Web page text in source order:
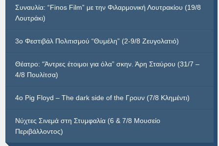
Συναυλία: “Finos Film” με την Φιλαρμονική Λουτρακίου (19/8
Λουτράκι)
3ο Φεστιβάλ Πολιτισμού “Θυμέλη” (2-9/8 Ζευγολατιό)
Θέατρο: “Άντρες έτοιμοι για όλα” σκην. Άρη Σταύρου (31/7 –
4/8 Πουλίτσα)
4ο Pig Floyd – The dark side of the Γρουν (7/8 Κλημέντι)
Νύχτες Σινεμά στη Στυμφαλία (6 & 7/8 Μουσείο
Περιβάλλοντος)